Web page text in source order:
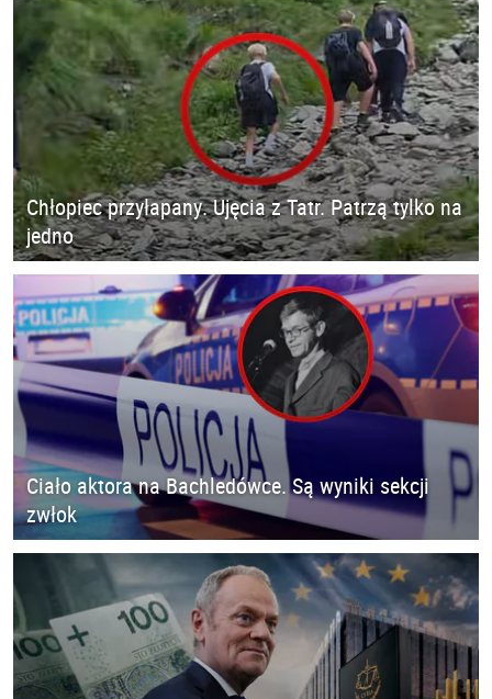
Chłopiec przyłapany. Ujęcia z Tatr. Patrzą tylko na
jedno
Ciało aktora na Bachledówce. Są wyniki sekcji
zwłok